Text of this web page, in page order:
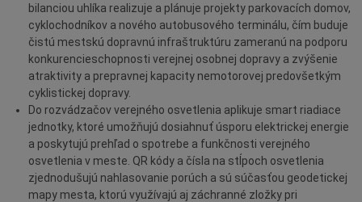
História
Turizmus
Slnečné jazerá
Zdravotníctvo
Dobrovoľníctvo
Rady a tipy
Benefícia
Deti a rodina
bilanciou uhlíka realizuje a plánuje projekty parkovacích domov,
cyklochodníkov a nového autobusového terminálu, čím buduje
čistú mestskú dopravnú infraštruktúru zameranú na podporu
konkurencieschopnosti verejnej osobnej dopravy a zvýšenie
atraktivity a prepravnej kapacity nemotorovej predovšetkým
cyklistickej dopravy.
Do rozvádzačov verejného osvetlenia aplikuje smart riadiace
jednotky, ktoré umožňujú dosiahnuť úsporu elektrickej energie
a poskytujú prehľad o spotrebe a funkčnosti verejného
osvetlenia v meste. QR kódy a čísla na stĺpoch osvetlenia
zjednodušujú nahlasovanie porúch a sú súčasťou geodetickej
mapy mesta, ktorú využívajú aj záchranné zložky pri